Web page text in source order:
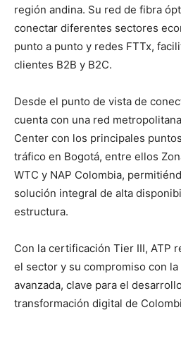
región andina. Su red de fibra
conectar diferentes sectores
punto a punto y redes FTTx,
clientes B2B y B2C.
Desde el punto de vista de
cuenta con una red
Center con los principales
tráfico en Bogotá, entre ellos
WTC y NAP Colombia,
solución integral de alta
estructura.
Con la certificación Tier III, ATP
el sector y su compromiso con
avanzada, clave para el
transformación digital de